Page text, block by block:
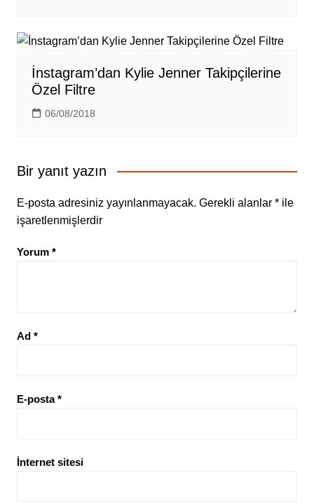
İnstagram’dan Kylie Jenner Takipçilerine
Özel Filtre
06/08/2018
Bir yanıt yazın
E-posta adresiniz yayınlanmayacak. Gerekli alanlar *ile
işaretlenmişlerdir
Yorum *
Ad *
E-posta*
İnternet sitesi